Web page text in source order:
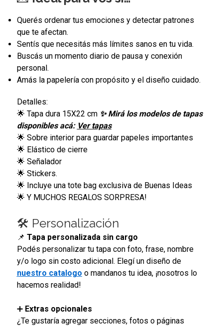
Querés ordenar tus emociones y detectar patrones
que te afectan.
Sentís que necesitás más límites sanos en tu vida.
Buscás un momento diario de pausa y conexión
personal.
Amás la papelería con propósito y el diseño cuidado.
Detalles:
🌟 Tapa dura 15X22 cm ✨ Mirá los modelos de tapas
disponibles acá: Ver tapas
🌟 Sobre interior para guardar papeles importantes
🌟 Elástico de cierre
🌟 Señalador
🌟 Stickers.
🌟 Incluye una tote bag exclusiva de Buenas Ideas
🌟 Y MUCHOS REGALOS SORPRESA!
🛠️ Personalización
📌 Tapa personalizada sin cargo
Podés personalizar tu tapa con foto, frase, nombre
y/o logo sin costo adicional. Elegí un diseño de
nuestro catalogo o mandanos tu idea, ¡nosotros lo
hacemos realidad!
➕ Extras opcionales
¿Te gustaría agregar secciones, fotos o páginas